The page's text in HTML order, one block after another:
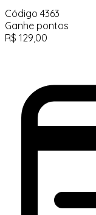
Código 4363
Ganhe pontos
R$ 129,00